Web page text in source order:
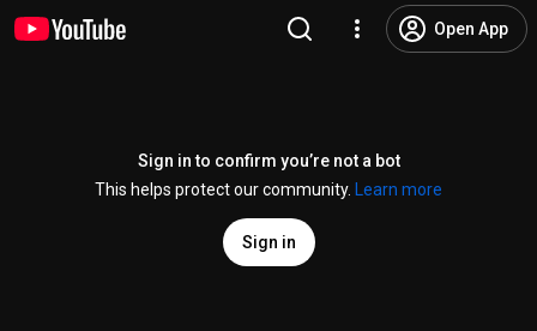
Open App
Sign in to confirm you’re not a bot
This helps protect our community.
Learn more
Sign in